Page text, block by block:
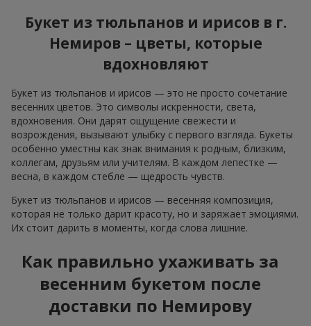
Букет из тюльпанов и ирисов в г.
Немиров – цветы, которые
вдохновляют
Букет из тюльпанов и ирисов — это не просто сочетание
весенних цветов. Это символы искренности, света,
вдохновения. Они дарят ощущение свежести и
возрождения, вызывают улыбку с первого взгляда. Букеты
особенно уместны как знак внимания к родным, близким,
коллегам, друзьям или учителям. В каждом лепестке —
весна, в каждом стебле — щедрость чувств.
Букет из тюльпанов и ирисов — весенняя композиция,
которая не только дарит красоту, но и заряжает эмоциями.
Их стоит дарить в моменты, когда слова лишние.
Как правильно ухаживать за
весенним букетом после
доставки по Немирову